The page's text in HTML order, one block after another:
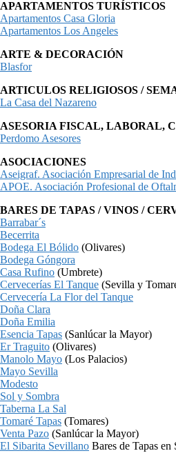
APARTAMENTOS TURÍSTICOS
Apartamentos Casa Gloria
Apartamentos Los Angeles
ARTE & DECORACIÓN
Blasfor
ARTICULOS RELIGIOSOS /
La Casa del Nazareno
ASESORIA FISCAL, LABORAL,
Perdomo Asesores
ASOCIACIONES
Aseigraf. Asociación Empresarial de
APOE. Asociación Profesional de
BARES DE TAPAS / VINOS /
Barrabar´s
Becerrita
Bodega El Bólido (Olivares)
Bodega Góngora
Casa Rufino (Umbrete)
Cervecerías El Tanque (Sevilla y
Cervecería La Flor del Tanque
Doña Clara
Doña Emilia
Esencia Tapas (Sanlúcar la Mayor)
Er Traguito (Olivares)
Manolo Mayo (Los Palacios)
Mayo Sevilla
Modesto
Sol y Sombra
Taberna La Sal
Tomaré Tapas (Tomares)
Venta Pazo (Sanlúcar la Mayor)
El Sibarita Sevillano Bares de Tapas en